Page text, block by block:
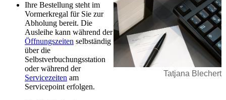
Ihre Bestellung steht im
Vormerkregal für Sie zur
Abholung bereit. Die
Ausleihe kann während der
Öffnungszeiten selbständig
über die
Selbstverbuchungsstation
oder während der
Servicezeiten am
Servicepoint erfolgen.
Tatjana Blechert